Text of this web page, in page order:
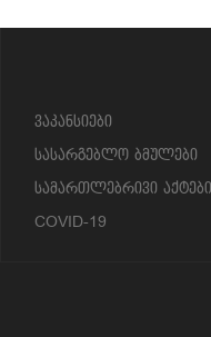
ვაკანსიები
სასარგებლო ბმულები
სამართლებრივი აქტები
COVID-19